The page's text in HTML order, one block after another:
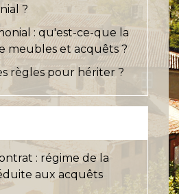
?
: qu'est-ce-que la
meubles et acquêts ?
règles pour hériter ?
: régime de la
aux acquêts